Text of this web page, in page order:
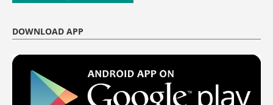
DOWNLOAD APP